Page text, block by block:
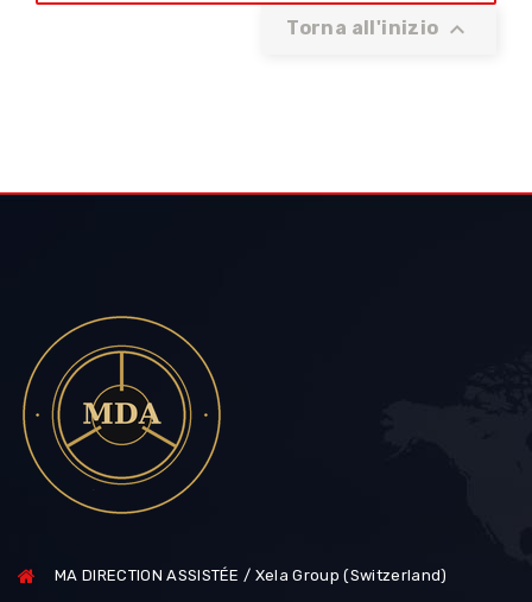
Torna all'inizio 
MA DIRECTION ASSISTÉE / Xela Group (Switzerland)